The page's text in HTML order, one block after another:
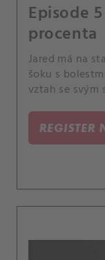
Episode
procenta
Jared má na
šoku s
vztah se svým
bratrovi.
REGISTER